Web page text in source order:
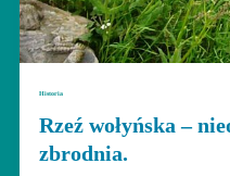
Historia
Rzeź wołyńska –
zbrodnia.